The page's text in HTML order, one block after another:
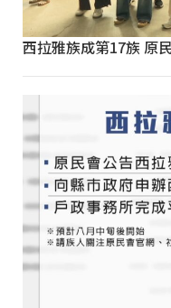
西拉雅族成第17族 原